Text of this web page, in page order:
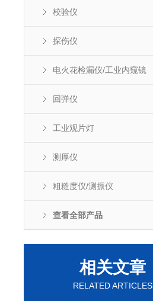
校验仪
探伤仪
电火花检漏仪/工业内窥镜
回弹仪
工业观片灯
测厚仪
粗糙度仪/测振仪
查看全部产品
相关文章
RELATED ARTICLES